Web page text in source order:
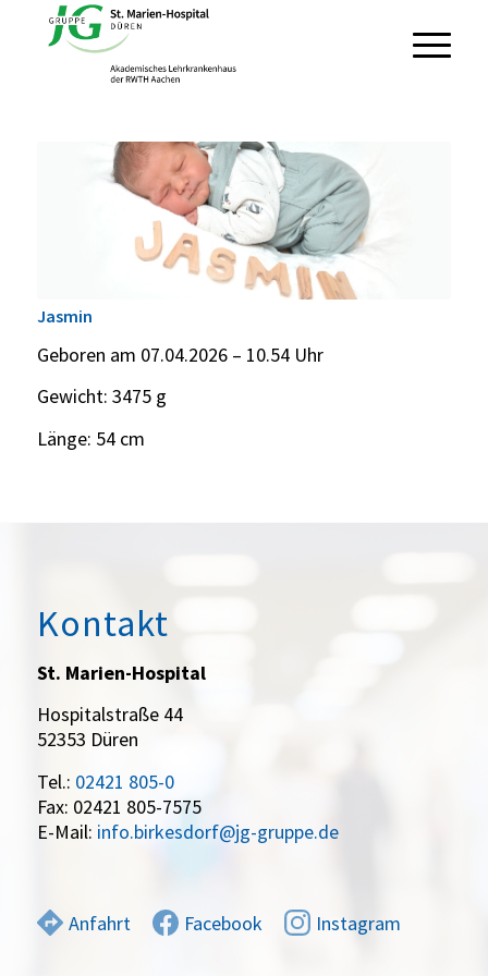
Jasmin
Geboren am 07.04.2026 – 10.54 Uhr
Gewicht: 3475 g
Länge: 54 cm
Kontakt
St. Marien-Hospital
Hospitalstraße 44
52353 Düren
Tel.: 02421 805-0
Fax: 02421 805-7575
E-Mail: info.birkesdorf@jg-gruppe.de
Anfahrt Facebook Instagram